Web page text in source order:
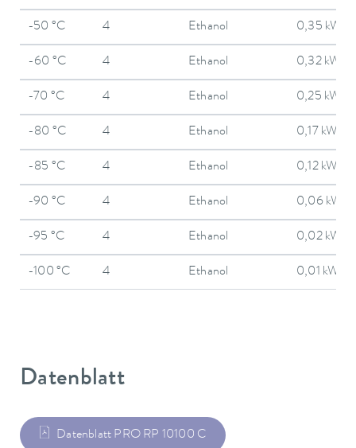
-50 °C 4 Ethanol 0,35 kW
-60 °C 4 Ethanol 0,32 kW
-70 °C 4 Ethanol 0,25 kW
-80 °C 4 Ethanol 0,17 kW
-85 °C 4 Ethanol 0,12 kW
-90 °C 4 Ethanol 0,06 kW
-95 °C 4 Ethanol 0,02 kW
-100 °C 4 Ethanol 0,01 kW
Datenblatt
Datenblatt PRO RP 10100 C